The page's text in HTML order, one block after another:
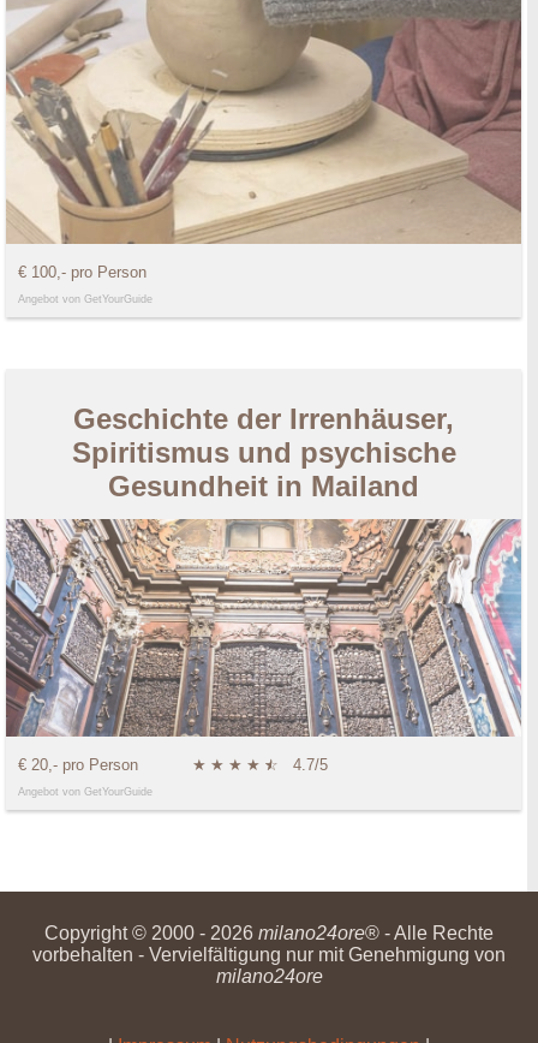
€ 100,- pro Person
Angebot von GetYourGuide
Geschichte der Irrenhäuser,
Spiritismus und psychische
Gesundheit in Mailand
€ 20,- pro Person ★ ★ ★ ★ ★
☆ 4.7/5
Angebot von GetYourGuide
Copyright © 2000 - 2026 milano24ore® - Alle Rechte
vorbehalten - Vervielfältigung nur mit Genehmigung von
milano24ore